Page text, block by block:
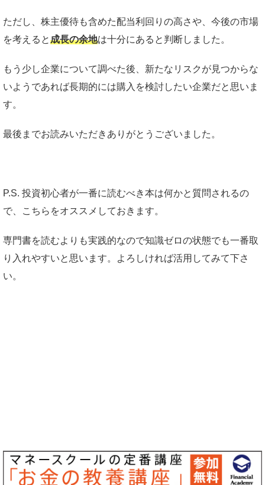
ただし、株主優待も含めた配当利回りの高さや、今後の市場
を考えると成長の余地は十分にあると判断しました。
もう少し企業について調べた後、新たなリスクが見つからな
いようであれば長期的には購入を検討したい企業だと思いま
す。
最後までお読みいただきありがとうございました。
P.S. 投資初心者が一番に読むべき本は何かと質問されるの
で、こちらをオススメしておきます。
専門書を読むよりも実践的なので知識ゼロの状態でも一番取
り入れやすいと思います。よろしければ活用してみて下さ
い。